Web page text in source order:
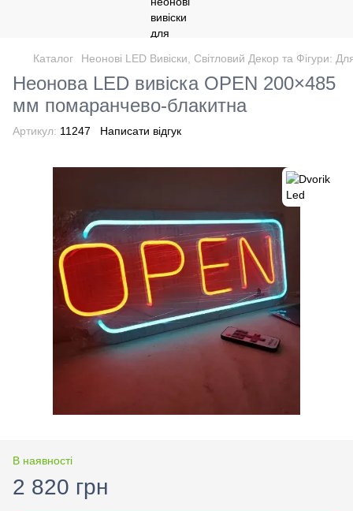
Каталог Неонові LED Вивіски, Світловий Декор та Фігури:
Неонова LED вивіска OPEN 200×485
мм помаранчево-блакитна
Артикул: 11247 Написати відгук
В наявності
2 820 грн